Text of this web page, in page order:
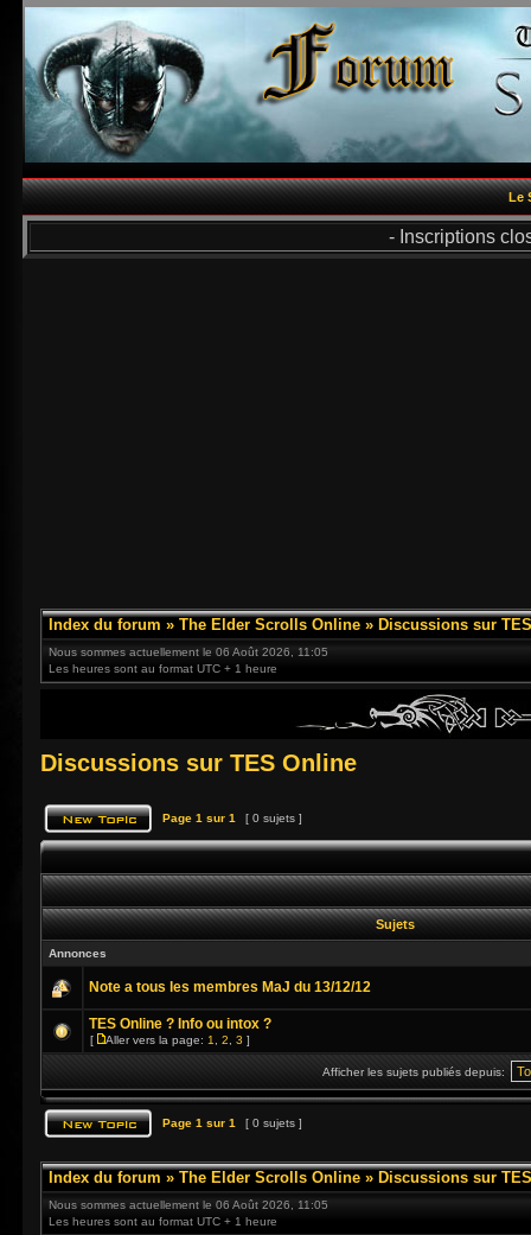
Le
- Inscriptions
Index du forum » The Elder Scrolls Online » Discussions sur
Nous sommes actuellement le 06 Août 2026, 11:05
Les heures sont au format UTC + 1 heure
Discussions sur TES Online
Page 1 sur 1 [ 0 sujets ]
Sujets
Annonces
Note a tous les membres MaJ du 13/12/12
TES Online ? Info ou intox ?
[ Aller vers la page: 1 2 3 ]
Afficher les sujets publiés depuis:
Page 1 sur 1 [ 0 sujets ]
Index du forum » The Elder Scrolls Online » Discussions sur
Nous sommes actuellement le 06 Août 2026, 11:05
Les heures sont au format UTC + 1 heure